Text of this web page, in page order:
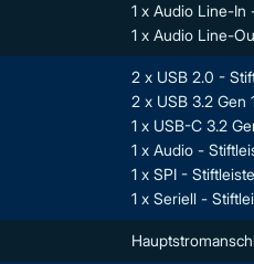
1 x Audio Line-
1 x Audio Line-
2 x USB 2.0 -
2 x USB 3.2 Gen
1 x USB-C 3.2
1 x Audio -
1 x SPI - Stiftleiste
1 x Seriell -